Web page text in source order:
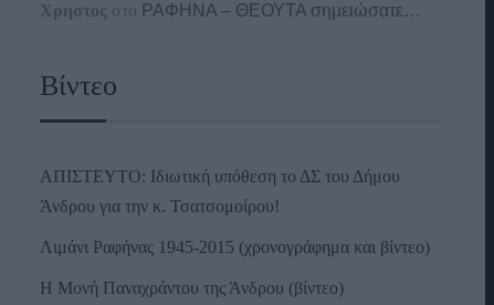
Χρηστος στο ΡΑΦΗΝΑ – ΘΕΟΥΤΑ σημειώσατε…
Βίντεο
ΑΠΙΣΤΕΥΤΟ: Ιδιωτική υπόθεση το ΔΣ του Δήμου
Άνδρου για την κ. Τσατσομοίρου!
Λιμάνι Ραφήνας 1945-2015 (χρονογράφημα και βίντεο)
Η Μονή Παναχράντου της Άνδρου (βίντεο)